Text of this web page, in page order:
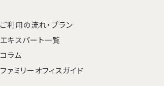
ご利用の流れ・プラン
エキスパート一覧
コラム
ファミリーオフィスガイド